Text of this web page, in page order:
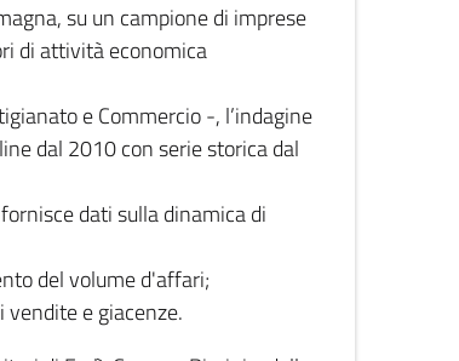
su un campione di imprese
di attività economica
e Commercio -, l’indagine
dal 2010 con serie storica dal
dati sulla dinamica di
del volume d'affari;
e giacenze.